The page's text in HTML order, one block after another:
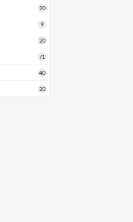
20
9
20
71
40
20